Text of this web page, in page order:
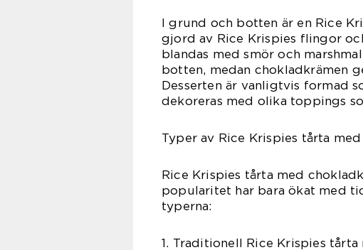
I grund och botten är en Rice
gjord av Rice Krispies flingor
blandas med smör och
botten, medan chokladkrämen
Desserten är vanligtvis formad
dekoreras med olika toppings
Typer av Rice Krispies tårta
Rice Krispies tårta med
popularitet har bara ökat med
typerna:
1. Traditionell Rice Krispies tårta